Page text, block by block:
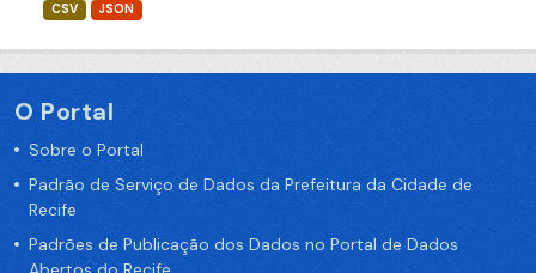
CSV JSON
O Portal
Sobre o Portal
Padrão de Serviço de Dados da Prefeitura da Cidade de
Recife
Padrões de Publicação dos Dados no Portal de Dados